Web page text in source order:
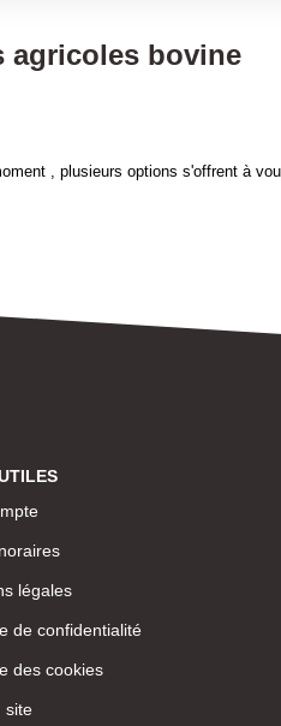
agricoles bovine
, plusieurs options s'offrent à
légales
de confidentialité
des cookies
site